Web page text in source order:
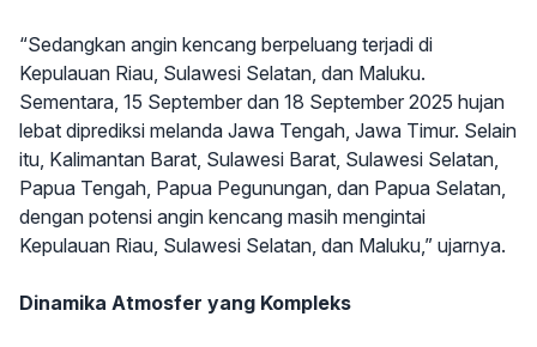
“Sedangkan angin kencang berpeluang terjadi di
Kepulauan Riau, Sulawesi Selatan, dan Maluku.
Sementara, 15 September dan 18 September 2025 hujan
lebat diprediksi melanda Jawa Tengah, Jawa Timur. Selain
itu, Kalimantan Barat, Sulawesi Barat, Sulawesi Selatan,
Papua Tengah, Papua Pegunungan, dan Papua Selatan,
dengan potensi angin kencang masih mengintai
Kepulauan Riau, Sulawesi Selatan, dan Maluku,” ujarnya.
Dinamika Atmosfer yang Kompleks